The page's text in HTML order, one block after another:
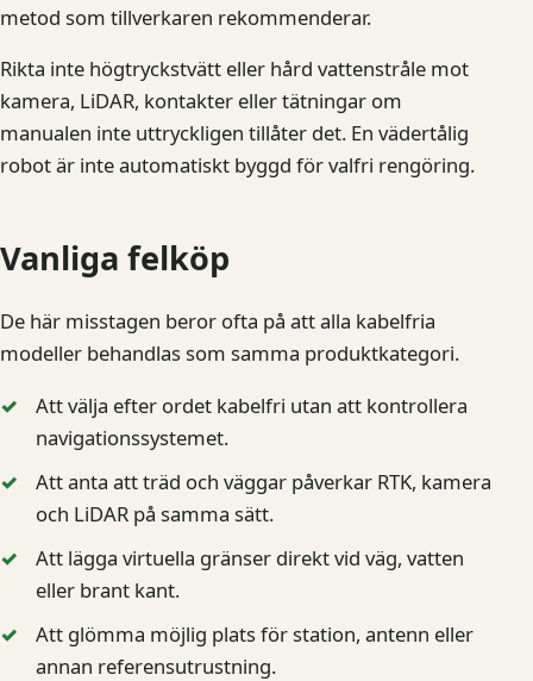
metod som tillverkaren rekommenderar.
Rikta inte högtryckstvätt eller hård vattenstråle mot
kamera, LiDAR, kontakter eller tätningar om
manualen inte uttryckligen tillåter det. En vädertålig
robot är inte automatiskt byggd för valfri rengöring.
Vanliga felköp
De här misstagen beror ofta på att alla kabelfria
modeller behandlas som samma produktkategori.
Att välja efter ordet kabelfri utan att kontrollera
navigationssystemet.
Att anta att träd och väggar påverkar RTK, kamera
och LiDAR på samma sätt.
Att lägga virtuella gränser direkt vid väg, vatten
eller brant kant.
Att glömma möjlig plats för station, antenn eller
annan referensutrustning.